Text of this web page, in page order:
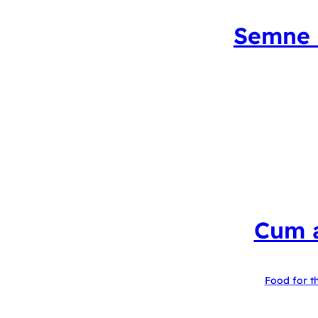
Cum
Food for